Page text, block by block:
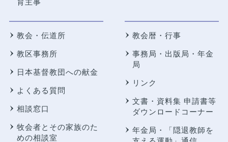
育主事
教会・伝道所
教区事務所
日本基督教団への献金
よくある質問
相談窓口
牧会者とその家族のた
めの相談室
教会暦・行事
事務局・出版局・年金
局
リンク
文書・資料集 申請書等
ダウンロードコーナー
年金局・
「隠退教師を